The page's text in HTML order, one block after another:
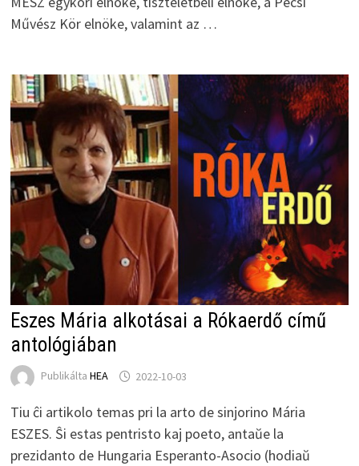
Művész Kör elnöke, valamint az …
Eszes Mária alkotásai a Rókaerdő című
antológiában
Publikálta HEA 2022-10-03
Tiu ĉi artikolo temas pri la arto de sinjorino Mária
ESZES. Ŝi estas pentristo kaj poeto, antaŭe la
prezidanto de Hungaria Esperanto-Asocio (hodiaŭ